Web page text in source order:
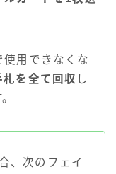
用できなくな
を全て回収 し
、次のフェイ